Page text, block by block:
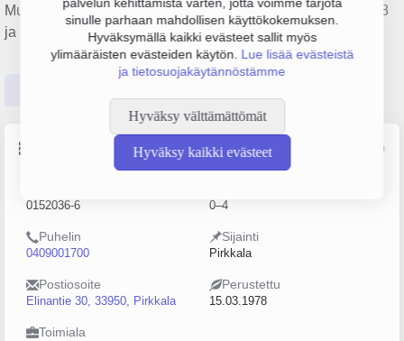
sinulle parhaan mahdollisen käyttökokemuksen.
Hyväksymällä kaikki evästeet sallit myös
ylimääräisten evästeiden käytön. Lue lisää evästeistä
ja tietosuojakäytännöstämme
Hyväksy välttämättömät
Hyväksy kaikki evästeet
Muu kiinteistöjen vuokraus ja hallinta, perustamisvuosi 1978
ja sijainti Pirkkala. Yrityksen yhtiömuoto Osakeyhtiö (OY).
Lähde: YTJ, PRH, Traficom
0152036-6 0–4
Puhelin
0409001700
Sijainti
Pirkkala
Postiosoite
Elinantie 30, 33950, Pirkkala
Perustettu
15.03.1978
Toimiala